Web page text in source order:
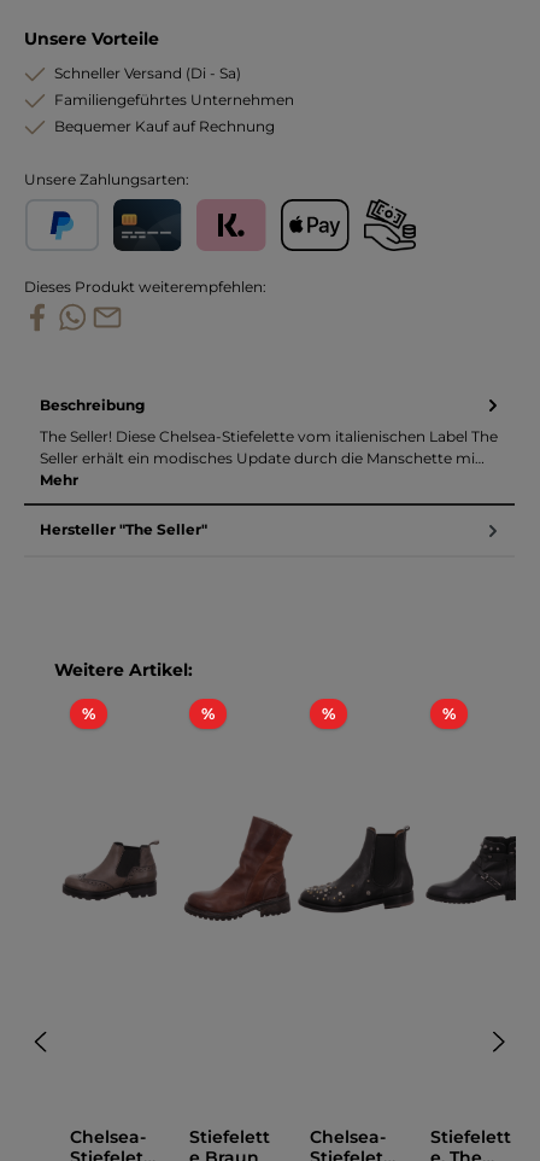
Unsere Vorteile
Schneller Versand (Di - Sa)
Familiengeführtes Unternehmen
Bequemer Kauf auf Rechnung
Unsere Zahlungsarten:
Dieses Produkt weiterempfehlen:
Beschreibung
The Seller! Diese Chelsea-Stiefelette vom italienischen Label The
Seller erhält ein modisches Update durch die Manschette mi…
Mehr
Hersteller "The Seller"
Produktgalerie überspringen
Weitere Artikel:
%Rabatt
Chelsea-
%Rabatt
Stiefelett
%Rabatt
Chelsea-
%Rabatt
Stiefelett